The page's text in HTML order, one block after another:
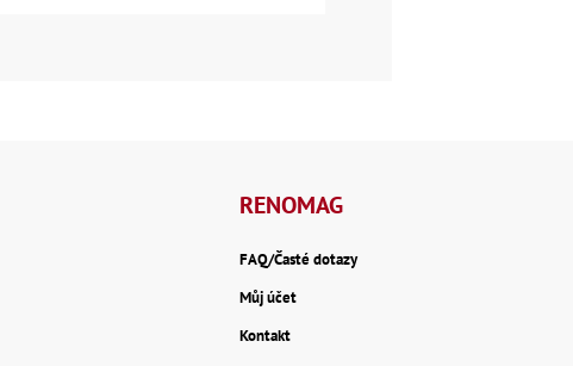
RENOMAG
FAQ/Časté dotazy
Můj účet
Kontakt